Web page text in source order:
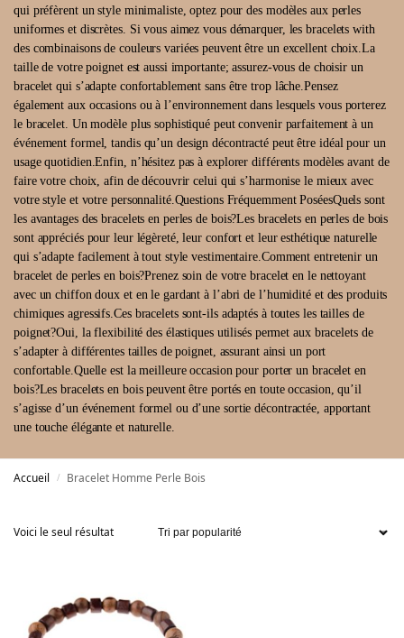
qui préfèrent un style minimaliste, optez pour des modèles aux perles
uniformes et discrètes. Si vous aimez vous démarquer, les bracelets with
des combinaisons de couleurs variées peuvent être un excellent choix.La
taille de votre poignet est aussi importante; assurez-vous de choisir un
bracelet qui s’adapte confortablement sans être trop lâche.Pensez
également aux occasions ou à l’environnement dans lesquels vous porterez
le bracelet. Un modèle plus sophistiqué peut convenir parfaitement à un
événement formel, tandis qu’un design décontracté peut être idéal pour un
usage quotidien.Enfin, n’hésitez pas à explorer différents modèles avant de
faire votre choix, afin de découvrir celui qui s’harmonise le mieux avec
votre style et votre personnalité.Questions Fréquemment PoséesQuels sont
les avantages des bracelets en perles de bois?Les bracelets en perles de bois
sont appréciés pour leur légèreté, leur confort et leur esthétique naturelle
qui s’adapte facilement à tout style vestimentaire.Comment entretenir un
bracelet de perles en bois?Prenez soin de votre bracelet en le nettoyant
avec un chiffon doux et en le gardant à l’abri de l’humidité et des produits
chimiques agressifs.Ces bracelets sont-ils adaptés à toutes les tailles de
poignet?Oui, la flexibilité des élastiques utilisés permet aux bracelets de
s’adapter à différentes tailles de poignet, assurant ainsi un port
confortable.Quelle est la meilleure occasion pour porter un bracelet en
bois?Les bracelets en bois peuvent être portés en toute occasion, qu’il
s’agisse d’un événement formel ou d’une sortie décontractée, apportant
une touche élégante et naturelle.
Accueil / Bracelet Homme Perle Bois
Voici le seul résultat